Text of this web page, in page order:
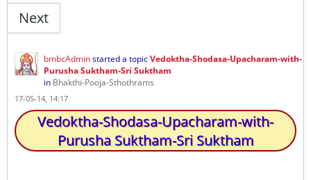
Next
bmbcAdminstarted a topicVedoktha-Shodasa-Upacharam-with-
Purusha Suktham-Sri Suktham
in Bhakthi-Pooja-Sthothrams
17-05-14, 14:17
Vedoktha-Shodasa-Upacharam-with-
Purusha Suktham-Sri Suktham